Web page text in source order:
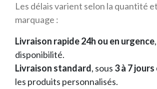
Les délais varient selon la quantité
marquage :
Livraison rapide 24h ou en urgence
disponibilité.
Livraison standard, sous 3 à 7
les produits personnalisés.